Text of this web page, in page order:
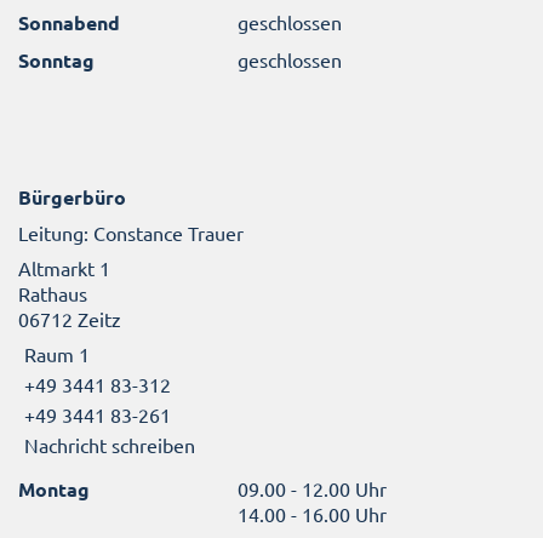
Sonnabend geschlossen
Sonntag geschlossen
Bürgerbüro
Leitung: Constance Trauer
Altmarkt 1
Rathaus
06712 Zeitz
Raum 1
+49 3441 83-312
+49 3441 83-261
Nachricht schreiben
Montag
09.00 - 12.00 Uhr
14.00 - 16.00 Uhr